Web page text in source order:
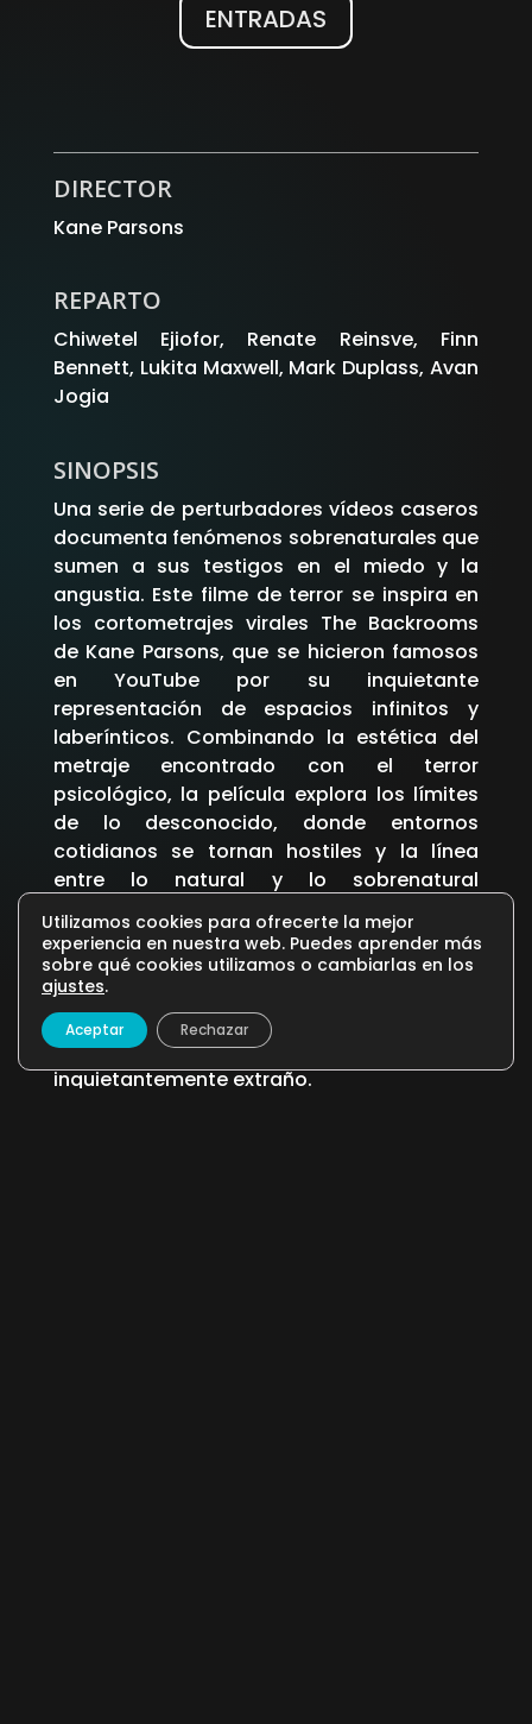
DIRECTOR
Kane Parsons
REPARTO
Chiwetel Ejiofor, Renate Reinsve, Finn
Bennett, Lukita Maxwell, Mark Duplass, Avan
Jogia
SINOPSIS
Una serie de perturbadores vídeos caseros
documenta fenómenos sobrenaturales que
sumen a sus testigos en el miedo y la
angustia. Este filme de terror se inspira en
los cortometrajes virales The Backrooms
de Kane Parsons, que se hicieron famosos
en YouTube por su inquietante
representación de espacios infinitos y
laberínticos. Combinando la estética del
metraje encontrado con el terror
psicológico, la película explora los límites
de lo desconocido, donde entornos
cotidianos se tornan hostiles y la línea
entre lo natural y lo sobrenatural
desaparece. Cada fragmento de vídeo
desvela nuevas capas de horror,
sumergiendo al espectador en un mundo
laberíntico y desasosegante, donde la
sensación de amenaza acecha en cada
sombra y lo familiar se vuelve
inquietantemente extraño.
ENTRADAS
WhatsApp
Facebook
X
Utilizamos cookies para ofrecerte la mejor
experiencia en nuestra web. Puedes aprender más
sobre qué cookies utilizamos o cambiarlas en los
ajustes.
Aceptar Rechazar